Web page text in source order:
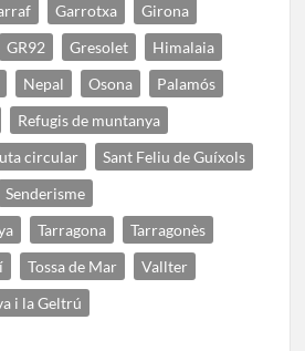
Garrotxa
Girona
GR92 Gresolet
Himalaia
Nepal Osona
Palamós
Refugis de muntanya
circular
Sant Feliu de Guíxols
Senderisme
Tarragona
Tarragonès
Tossa de Mar
Vallter
i la Geltrú